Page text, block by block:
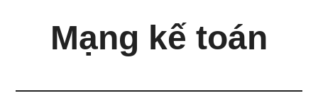
Mạng kế toán